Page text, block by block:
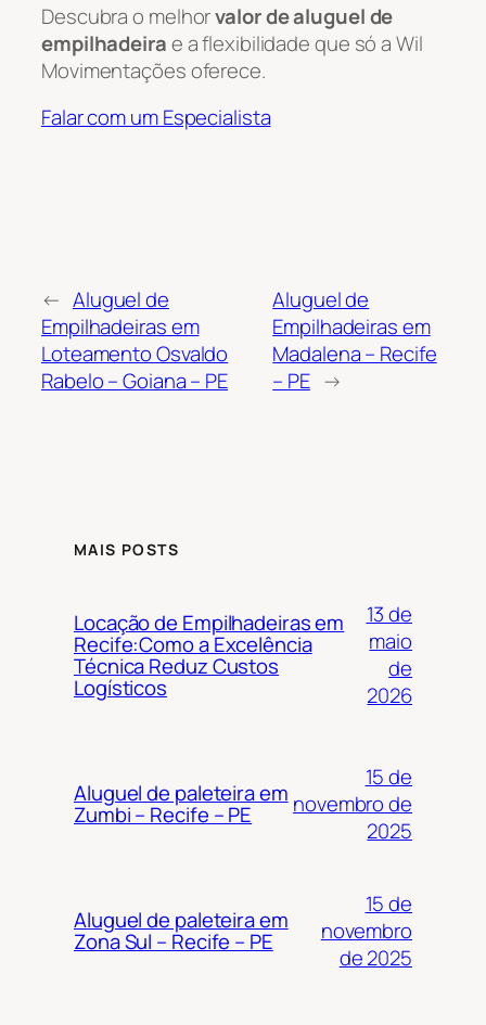
Descubra o melhorvalor de aluguel de
empilhadeirae a flexibilidade que só a Wil
Movimentações oferece.
Falar com um Especialista
← Aluguel de
Empilhadeiras em
Loteamento Osvaldo
Rabelo – Goiana – PE
Aluguel de
Empilhadeiras em
Madalena – Recife
– PE →
MAIS POSTS
Locação de Empilhadeiras em
Recife:Como a Excelência
Técnica Reduz Custos
Logísticos
13 de
maio
de
2026
Aluguel de paleteira em
Zumbi – Recife – PE
15 de
novembro de
2025
Aluguel de paleteira em
Zona Sul – Recife – PE
15 de
novembro
de 2025